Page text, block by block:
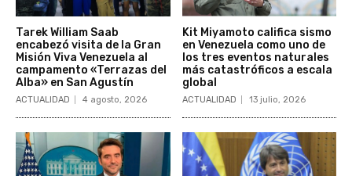
Tarek William Saab
encabezó visita de la Gran
Misión Viva Venezuela al
campamento «Terrazas del
Alba» en San Agustín
ACTUALIDAD 4 agosto, 2026
Kit Miyamoto califica sismo
en Venezuela como uno de
los tres eventos naturales
más catastróficos a escala
global
ACTUALIDAD 13 julio, 2026